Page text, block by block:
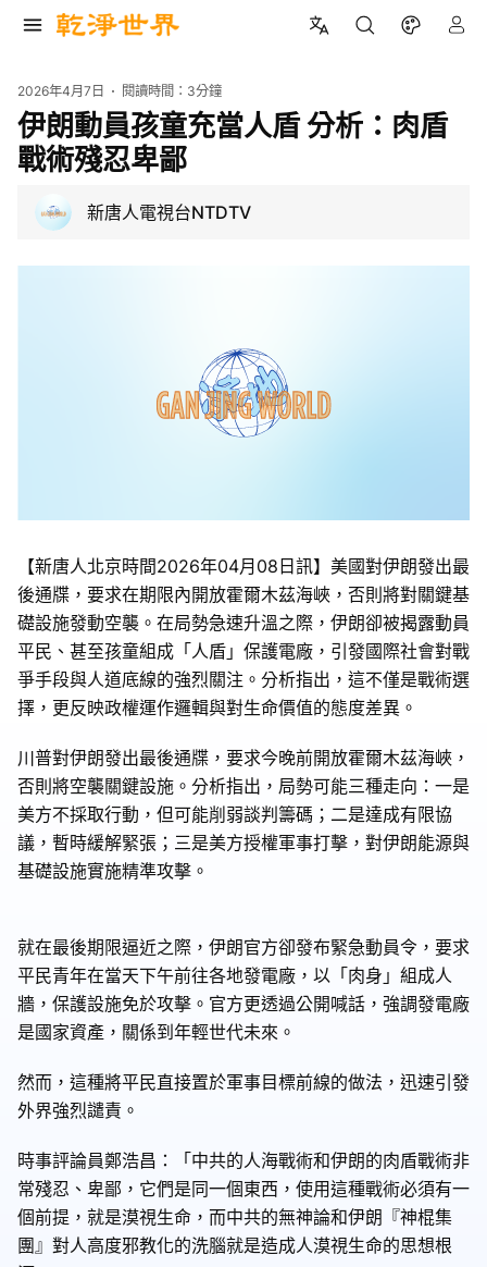
2026年4月7日 閱讀時間： 3分鐘
伊朗動員孩童充當人盾 分析：肉盾
戰術殘忍卑鄙
新唐人電視台NTDTV
【新唐人北京時間2026年04月08日訊】美國對伊朗發出最
後通牒，要求在期限內開放霍爾木茲海峽，否則將對關鍵基
礎設施發動空襲。在局勢急速升溫之際，伊朗卻被揭露動員
平民、甚至孩童組成「人盾」保護電廠，引發國際社會對戰
爭手段與人道底線的強烈關注。分析指出，這不僅是戰術選
擇，更反映政權運作邏輯與對生命價值的態度差異。
川普對伊朗發出最後通牒，要求今晚前開放霍爾木茲海峽，
否則將空襲關鍵設施。分析指出，局勢可能三種走向：一是
美方不採取行動，但可能削弱談判籌碼；二是達成有限協
議，暫時緩解緊張；三是美方授權軍事打擊，對伊朗能源與
基礎設施實施精準攻擊。
就在最後期限逼近之際，伊朗官方卻發布緊急動員令，要求
平民青年在當天下午前往各地發電廠，以「肉身」組成人
牆，保護設施免於攻擊。官方更透過公開喊話，強調發電廠
是國家資產，關係到年輕世代未來。
然而，這種將平民直接置於軍事目標前線的做法，迅速引發
外界強烈譴責。
時事評論員鄭浩昌：「中共的人海戰術和伊朗的肉盾戰術非
常殘忍、卑鄙，它們是同一個東西，使用這種戰術必須有一
個前提，就是漠視生命，而中共的無神論和伊朗『神棍集
團』對人高度邪教化的洗腦就是造成人漠視生命的思想根